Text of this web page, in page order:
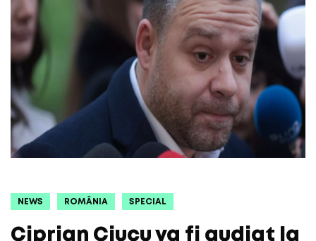
NEWS ROMÂNIA SPECIAL
Ciprian Ciucu va fi audiat la